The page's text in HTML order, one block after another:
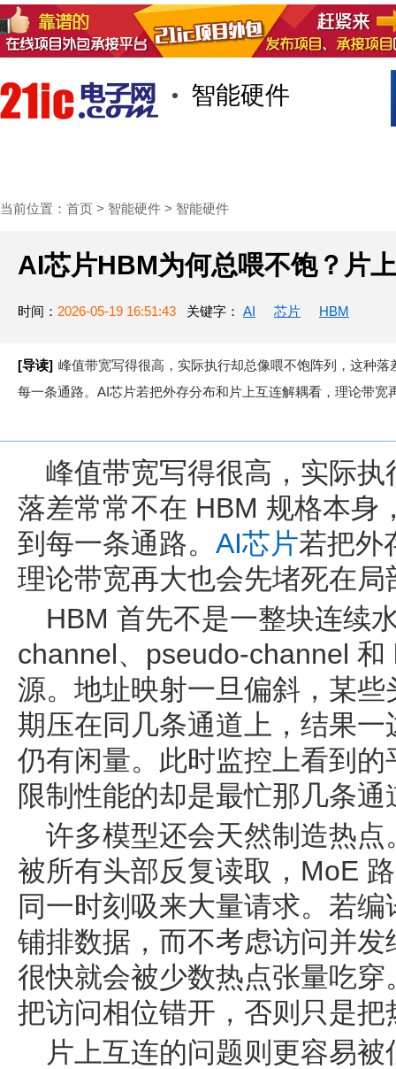
智能硬件
当前位置： 首页 > 智能硬件 > 智能硬件
AI芯片HBM为何总喂不饱？片
时间： 2026-05-19 16:51:43 关键字： AI 芯片 HBM
[导读] 峰值带宽写得很高，实际执行却总像喂不饱阵列，这种
每一条通路。AI芯片若把外存分布和片上互连解耦看，理论带宽
峰值带宽写得很高，实际
落差常常不在 HBM 规格本身
到每一条通路。 AI芯片若把外
理论带宽再大也会先堵死在局
HBM 首先不是一整块连续
channel、pseudo-channel
源。地址映射一旦偏斜，某
期压在同几条通道上，结果
仍有闲量。此时监控上看到
限制性能的却是最忙那几条
许多模型还会天然制造热
被所有头部反复读取，MoE
同一时刻吸来大量请求。若
铺排数据，而不考虑访问并
很快就会被少数热点张量吃
把访问相位错开，否则只是
片上互连的问题则更容易